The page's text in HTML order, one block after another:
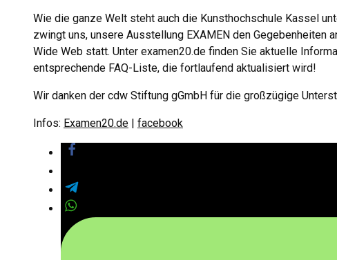
Wie die ganze Welt steht auch die Kunsthochschule Kassel
zwingt uns, unsere Ausstellung EXAMEN den
Wide Web statt. Unter examen20.de finden Sie aktuelle
entsprechende FAQ-Liste, die fortlaufend aktualisiert wird!
Wir danken der cdw Stiftung gGmbH für die großzügige
Infos: Examen20.de | facebook